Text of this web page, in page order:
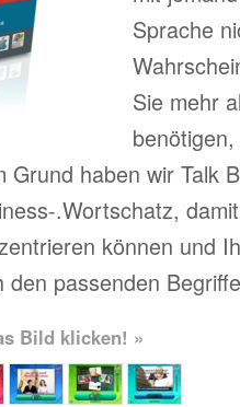
Sprache
Sie mehr
Grund haben wir Talk
.Wortschatz,
können und
den passenden
Bild klicken! »